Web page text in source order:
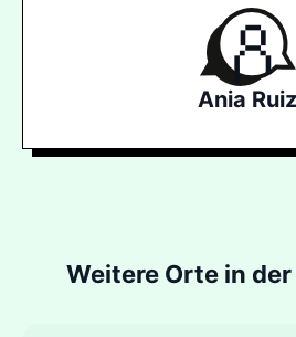
Ania Ruiz
Weitere Orte in